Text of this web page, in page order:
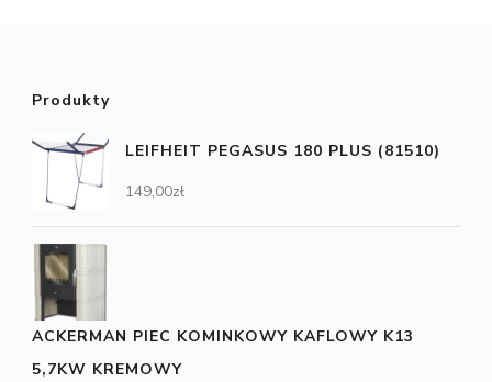
Produkty
LEIFHEIT PEGASUS 180 PLUS (81510)
149,00zł
ACKERMAN PIEC KOMINKOWY KAFLOWY K13
5,7KW KREMOWY